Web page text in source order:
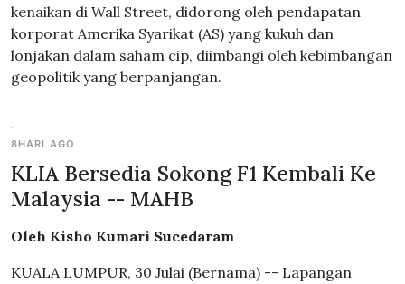
kenaikan di Wall Street, didorong oleh pendapatan
korporat Amerika Syarikat (AS) yang kukuh dan
lonjakan dalam saham cip, diimbangi oleh kebimbangan
geopolitik yang berpanjangan.
8HARI AGO
KLIA Bersedia Sokong F1 Kembali Ke
Malaysia -- MAHB
Oleh Kisho Kumari Sucedaram
KUALA LUMPUR, 30 Julai (Bernama) -- Lapangan